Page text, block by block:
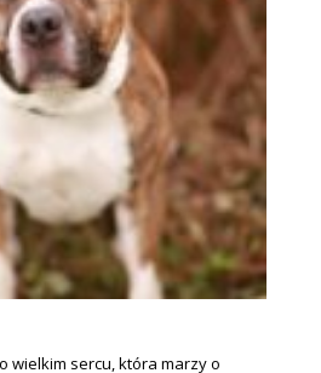
wielkim sercu, która marzy o